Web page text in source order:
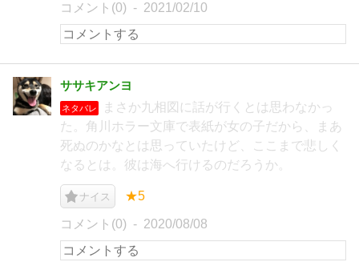
コメント(0) 2021/02/10
ササキアンヨ
ネタバレ
まさか九相図に話が行くとは思わなかっ
た。角川ホラー文庫で表紙が女の子だから、まあ
死ぬのかなとは思っていたけど、ここまで悲しく
なるとは。彼は海へ行けるのだろうか。
ナイス ★5
コメント(0) 2020/08/08